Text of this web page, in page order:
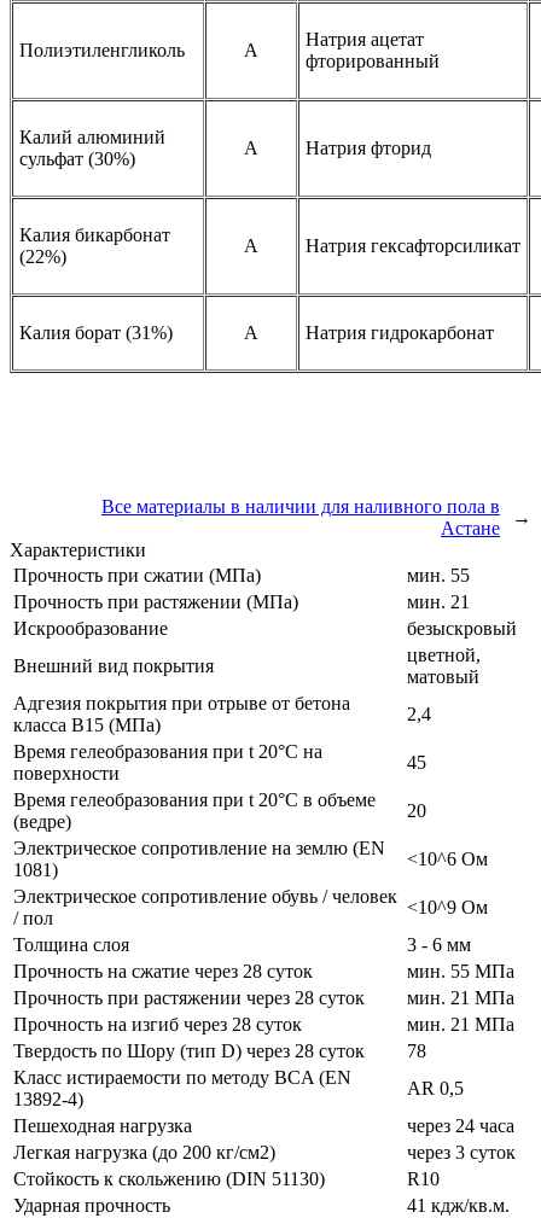
Полиэтиленгликоль A
Натрия ацетат
фторированный
Калий алюминий
сульфат (30%)
A Натрия фторид
Калия бикарбонат
(22%)
A Натрия гексафторсиликат
Калия борат (31%) A Натрия гидрокарбонат
Все материалы в наличии для наливного пола в
Астане
→
Характеристики
Прочность при сжатии (МПа)
мин. 55
Прочность при растяжении (МПа)
мин. 21
Искрообразование
безыскровый
Внешний вид покрытия
цветной,
матовый
Адгезия покрытия при отрыве от бетона
класса В15 (МПа)
2,4
Время гелеобразования при t 20°C на
поверхности
45
Время гелеобразования при t 20°C в объеме
(ведре)
20
Электрическое сопротивление на землю (EN
1081)
<10^6 Ом
Электрическое сопротивление обувь / человек
/ пол
<10^9 Ом
Толщина слоя
3 - 6 мм
Прочность на сжатие через 28 суток
мин. 55 МПа
Прочность при растяжении через 28 суток
мин. 21 МПа
Прочность на изгиб через 28 суток
мин. 21 МПа
Твердость по Шору (тип D) через 28 суток
78
Класс истираемости по методу BCA (EN
13892-4)
AR 0,5
Пешеходная нагрузка
через 24 часа
Легкая нагрузка (до 200 кг/см2)
через 3 суток
Стойкость к скольжению (DIN 51130)
R10
Ударная прочность
41 кдж/кв.м.